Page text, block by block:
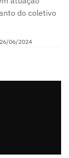
do coletivo
26/06/2024